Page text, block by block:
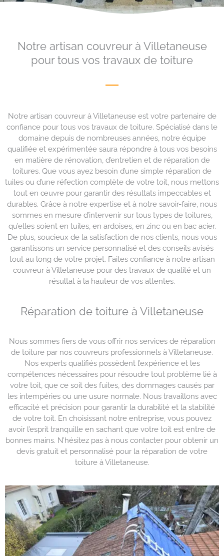
Notre artisan couvreur à Villetaneuse
pour tous vos travaux de toiture
Notre artisan couvreur à Villetaneuse est votre partenaire de
confiance pour tous vos travaux de toiture. Spécialisé dans le
domaine depuis de nombreuses années, notre équipe
qualifiée et expérimentée saura répondre à tous vos besoins
en matière de rénovation, d’entretien et de réparation de
toitures. Que vous ayez besoin d’une simple réparation de
tuiles ou d’une réfection complète de votre toit, nous mettons
tout en œuvre pour garantir des résultats impeccables et
durables. Grâce à notre expertise et à notre savoir-faire, nous
sommes en mesure d’intervenir sur tous types de toitures,
qu’elles soient en tuiles, en ardoises, en zinc ou en bac acier.
De plus, soucieux de la satisfaction de nos clients, nous vous
garantissons un service personnalisé et des conseils avisés
tout au long de votre projet. Faites confiance à notre artisan
couvreur à Villetaneuse pour des travaux de qualité et un
résultat à la hauteur de vos attentes.
Réparation de toiture à Villetaneuse
Nous sommes fiers de vous offrir nos services de réparation
de toiture par nos couvreurs professionnels à Villetaneuse.
Nos experts qualifiés possèdent l’expérience et les
compétences nécessaires pour résoudre tout problème lié à
votre toit, que ce soit des fuites, des dommages causés par
les intempéries ou une usure normale. Nous travaillons avec
efficacité et précision pour garantir la durabilité et la stabilité
de votre toit. En choisissant notre entreprise, vous pouvez
avoir l’esprit tranquille en sachant que votre toit est entre de
bonnes mains. N’hésitez pas à nous contacter pour obtenir un
devis gratuit et personnalisé pour la réparation de votre
toiture à Villetaneuse.